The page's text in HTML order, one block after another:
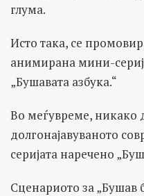
глума.
Исто така, се
анимирана мини-
„Бушавата азбука.“
Во меѓувреме, никако
долгонајавуваното
серијата наречено
Сценариото за „Бушав